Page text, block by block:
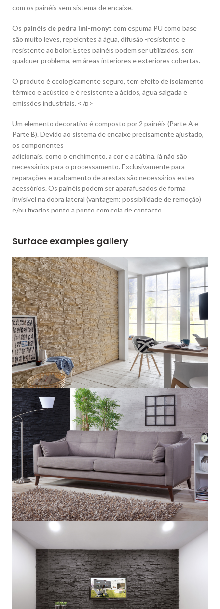
com os painéis sem sistema de encaixe.
Os painéis de pedra imi-monyt com espuma PU como base
são muito leves, repelentes à água, difusão -resistente e
resistente ao bolor. Estes painéis podem ser utilizados, sem
qualquer problema, em áreas interiores e exteriores cobertas.
O produto é ecologicamente seguro, tem efeito de isolamento
térmico e acústico e é resistente a ácidos, água salgada e
emissões industriais. < /p>
Um elemento decorativo é composto por 2 painéis (Parte A e
Parte B). Devido ao sistema de encaixe precisamente ajustado,
os componentes
adicionais, como o enchimento, a cor e a pátina, já não são
necessários para o processamento. Exclusivamente para
reparações e acabamento de arestas são necessários estes
acessórios. Os painéis podem ser aparafusados ​​de forma
invisível na dobra lateral (vantagem: possibilidade de remoção)
e/ou fixados ponto a ponto com cola de contacto.
Surface examples gallery